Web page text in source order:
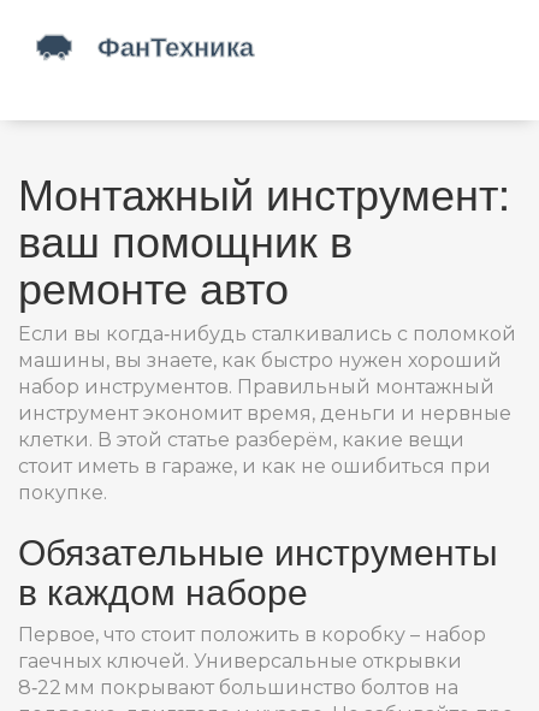
Монтажный инструмент:
ваш помощник в
ремонте авто
Если вы когда‑нибудь сталкивались с поломкой
машины, вы знаете, как быстро нужен хороший
набор инструментов. Правильный монтажный
инструмент экономит время, деньги и нервные
клетки. В этой статье разберём, какие вещи
стоит иметь в гараже, и как не ошибиться при
покупке.
Обязательные инструменты
в каждом наборе
Первое, что стоит положить в коробку – набор
гаечных ключей. Универсальные открывки
8‑22 мм покрывают большинство болтов на